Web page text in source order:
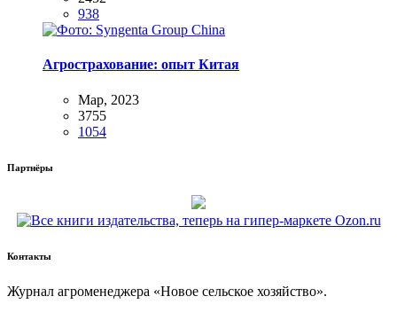
938
Агрострахование: опыт Китая
Мар, 2023
3755
1054
Партнёры
Контакты
Жур­нал агро­ме­не­дже­ра «Новое сель­ское хозяйство».